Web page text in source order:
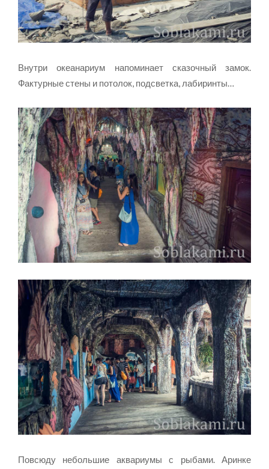
Внутри океанариум напоминает сказочный замок.
Фактурные стены и потолок, подсветка, лабиринты…
Повсюду небольшие аквариумы с рыбами. Аринке